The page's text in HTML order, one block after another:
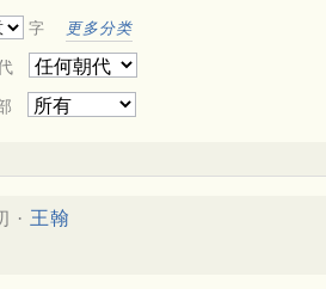
字 更多分类
· 王翰